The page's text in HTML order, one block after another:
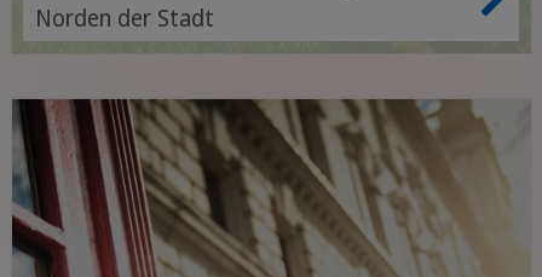
Norden der Stadt